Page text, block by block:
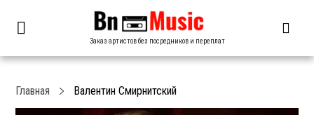
Заказ артистов без посредников и переплат
Главная Валентин Смирнитский